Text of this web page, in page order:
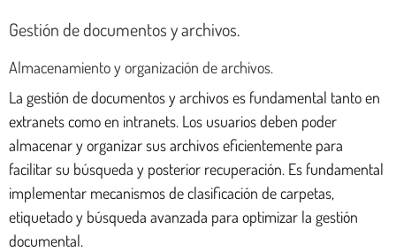
Gestión de documentos y archivos.
Almacenamiento y organización de archivos.
La gestión de documentos y archivos es fundamental tanto en
extranets como en intranets. Los usuarios deben poder
almacenar y organizar sus archivos eficientemente para
facilitar su búsqueda y posterior recuperación. Es fundamental
implementar mecanismos de clasificación de carpetas,
etiquetado y búsqueda avanzada para optimizar la gestión
documental.